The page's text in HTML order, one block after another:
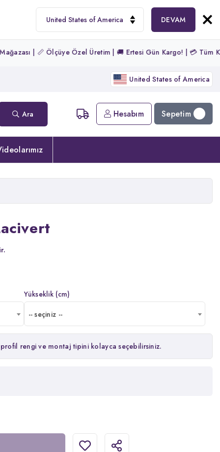
DEVAM
Özel Üretim | 🚚 Ertesi Gün Kargo! | 💳 Tüm Kartlara Peşin
United States of America
Ara Hesabım Sepetim
Yükseklik (cm)
-- seçiniz --
rengi ve montaj tipini kolayca seçebilirsiniz.